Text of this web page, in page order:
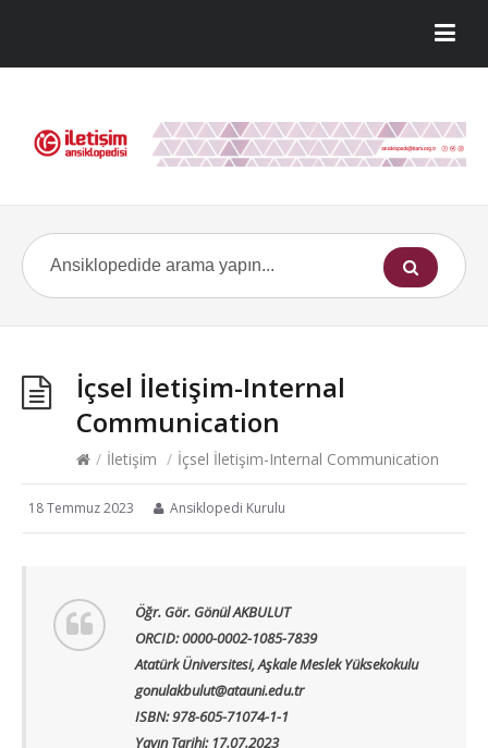
İçsel İletişim-Internal
Communication
/ İletişim / İçsel İletişim-Internal Communication
18 Temmuz 2023 Ansiklopedi Kurulu
Öğr. Gör. Gönül AKBULUT
ORCID: 0000-0002-1085-7839
Atatürk Üniversitesi, Aşkale Meslek Yüksekokulu
gonulakbulut@atauni.edu.tr
ISBN: 978-605-71074-1-1
Yayın Tarihi: 17.07.2023